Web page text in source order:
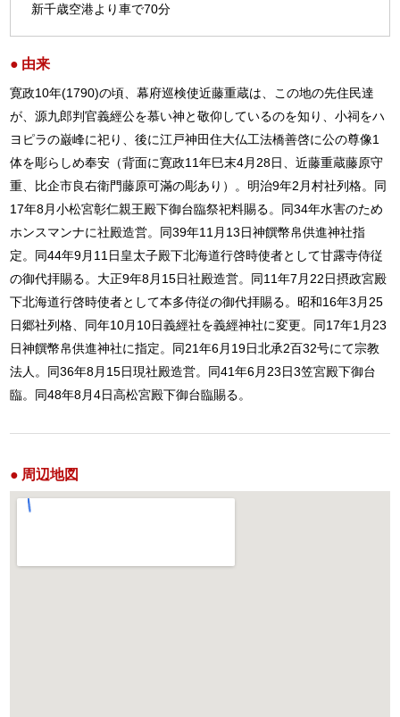
新千歳空港より車で70分
由来
寛政10年(1790)の頃、幕府巡検使近藤重蔵は、この地の先住民達
が、源九郎判官義經公を慕い神と敬仰しているのを知り、小祠をハ
ヨピラの巌峰に祀り、後に江戸神田住大仏工法橋善啓に公の尊像1
体を彫らしめ奉安（背面に寛政11年巳末4月28日、近藤重蔵藤原守
重、比企市良右衛門藤原可滿の彫あり）。明治9年2月村社列格。同
17年8月小松宮彰仁親王殿下御台臨祭祀料賜る。同34年水害のため
ホンスマンナに社殿造営。同39年11月13日神饌幣帛供進神社指
定。同44年9月11日皇太子殿下北海道行啓時使者として甘露寺侍従
の御代拝賜る。大正9年8月15日社殿造営。同11年7月22日摂政宮殿
下北海道行啓時使者として本多侍従の御代拝賜る。昭和16年3月25
日郷社列格、同年10月10日義經社を義經神社に変更。同17年1月23
日神饌幣帛供進神社に指定。同21年6月19日北承2百32号にて宗教
法人。同36年8月15日現社殿造営。同41年6月23日3笠宮殿下御台
臨。同48年8月4日高松宮殿下御台臨賜る。
周辺地図